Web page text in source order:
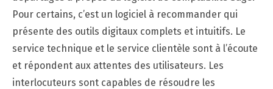
Pour certains, c’est un logiciel à recommander qui
présente des outils digitaux complets et intuitifs. Le
service technique et le service clientèle sont à l’écoute
et répondent aux attentes des utilisateurs. Les
interlocuteurs sont capables de résoudre les